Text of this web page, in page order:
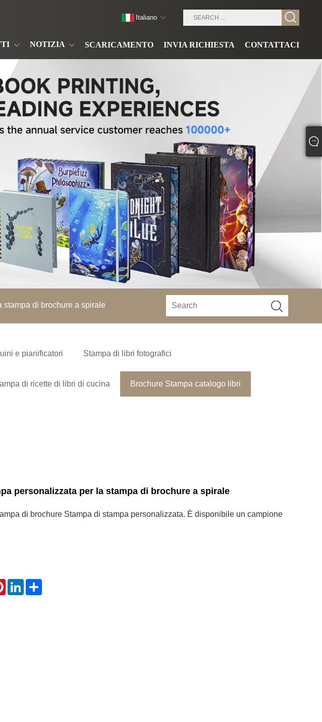
NOTIZIA SCARICAMENTO INVIA RICHIESTA CONTATTACI
Italiano
stampa di brochure a spirale
e pianificatori Stampa di libri fotografici
di ricette di libri di cucina Brochure Stampa catalogo libri
personalizzata per la stampa di brochure a spirale
di brochure Stampa di stampa personalizzata. È disponibile un campione
PinterestLinkedIn